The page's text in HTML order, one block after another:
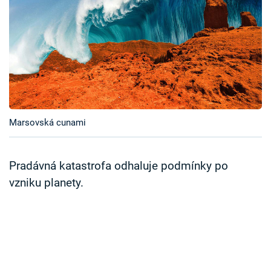
Témata
Pořady
TV Program
Časopis
Sledujte prima+
Přihlášení
Marsovská cunami
Pradávná katastrofa odhaluje podmínky po
vzniku planety.